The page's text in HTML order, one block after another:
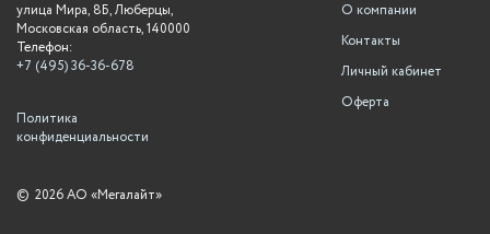
О компании
Контакты
Личный кабинет
Оферта
улица Мира, 8Б, Люберцы,
Московская область, 140000
Телефон:
+7 (495) 36-36-678
Политика
конфиденциальности
© 2026 АО «Мегалайт»